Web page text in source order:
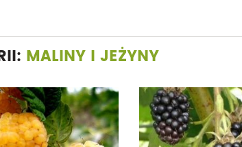
MALINY I JEŻYNY